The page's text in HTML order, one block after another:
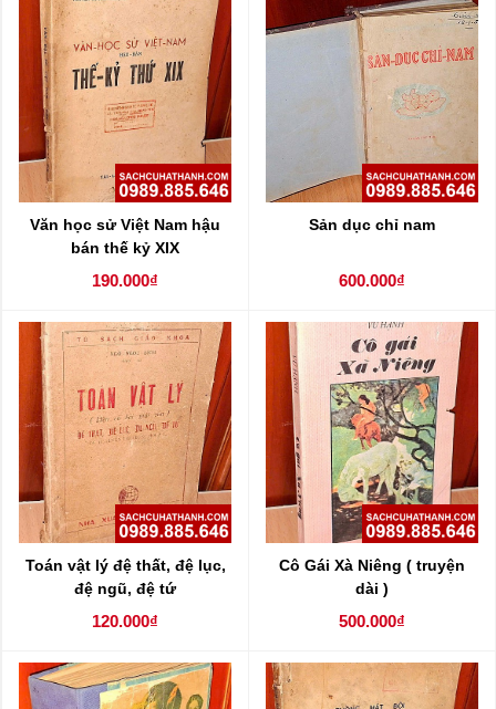
Văn học sử Việt Nam hậu
bán thế kỷ XIX
190.000₫
Sản dục chỉ nam
600.000₫
Toán vật lý đệ thất, đệ lục,
đệ ngũ, đệ tứ
120.000₫
Cô Gái Xà Niêng ( truyện
dài )
500.000₫